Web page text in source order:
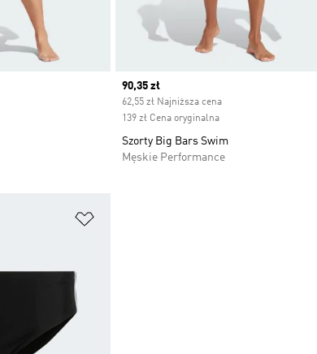
Current price
90,35 zł
62,55 zł Najniższa cena
139 zł Cena oryginalna
Szorty Big Bars Swim
Męskie Performance